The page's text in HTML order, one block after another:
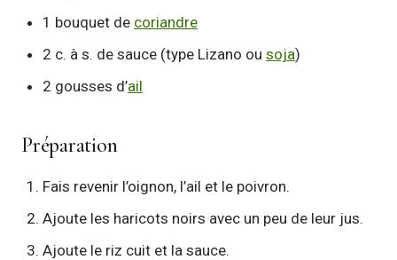
1 bouquet de coriandre
2 c. à s. de sauce (type Lizano ou soja)
2 gousses d’ail
Préparation
Fais revenir l’oignon, l’ail et le poivron.
Ajoute les haricots noirs avec un peu de leur jus.
Ajoute le riz cuit et la sauce.